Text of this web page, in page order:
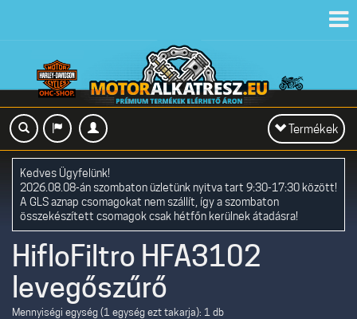
Toggle
navigation
Termékek
Kedves Ügyfelünk!
2026.08.08-án szombaton üzletünk nyitva tart 9:30-17:30 között!
A GLS aznap csomagokat nem szállít, így a szombaton
összekészített csomagok csak hétfőn kerülnek átadásra!
HifloFiltro HFA3102
levegőszűrő
Mennyiségi egység (1 egység ezt takarja): 1 db